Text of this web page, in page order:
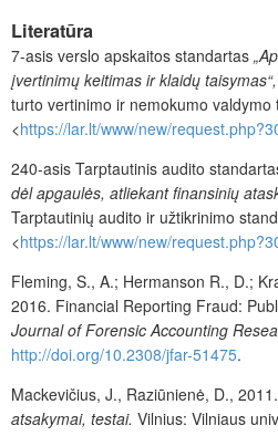
Literatūra
7-asis verslo apskaitos standartas
įvertinimų keitimas ir klaidų taisymas“,
turto vertinimo ir nemokumo
<https://lar.lt/www/new/
240-asis Tarptautinis audito
dėl apgaulės, atliekant finansinių
Tarptautinių audito ir užtikrinimo
<https://lar.lt/www/new/
Fleming, S., A.; Hermanson R., D.;
2016. Financial Reporting Fraud:
Journal of Forensic Accounting
http://doi.org/10.2308/jfar-51475.
Mackevičius, J., Raziūnienė, D.,
atsakymai, testai. Vilnius: Vilniaus